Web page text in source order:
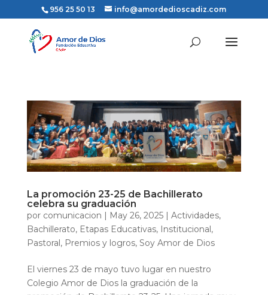
956 25 50 13 info@amordedioscadiz.com
La promoción 23-25 de Bachillerato
celebra su graduación
por comunicacion May 26, 2025| Actividades,
Bachillerato, Etapas Educativas, Institucional ,
Pastoral , Premios y logros, Soy Amor de Dios
El viernes 23 de mayo tuvo lugar en nuestro
Colegio Amor de Dios la graduación de la